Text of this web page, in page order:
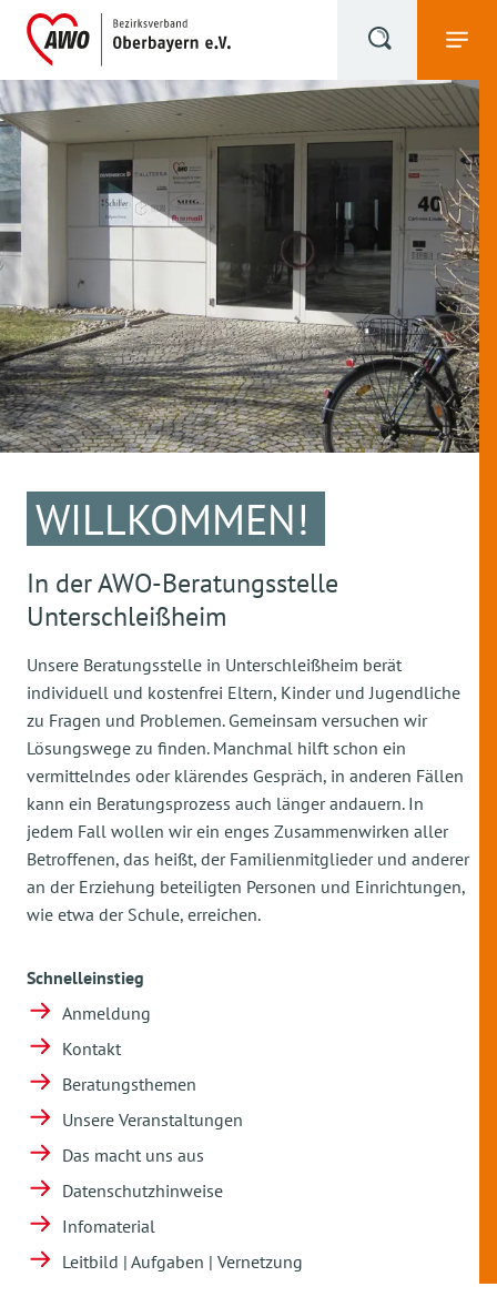
WILLKOMMEN!
In der AWO-Beratungsstelle
Unterschleißheim
Unsere Beratungsstelle in Unterschleißheim berät
individuell und kostenfrei Eltern, Kinder und Jugendliche
zu Fragen und Problemen. Gemeinsam versuchen wir
Lösungswege zu finden. Manchmal hilft schon ein
vermittelndes oder klärendes Gespräch, in anderen Fällen
kann ein Beratungsprozess auch länger andauern. In
jedem Fall wollen wir ein enges Zusammenwirken aller
Betroffenen, das heißt, der Familienmitglieder und anderer
an der Erziehung beteiligten Personen und Einrichtungen,
wie etwa der Schule, erreichen.
Schnelleinstieg
Anmeldung
Kontakt
Beratungsthemen
Unsere Veranstaltungen
Das macht uns aus
Datenschutzhinweise
Infomaterial
Leitbild | Aufgaben | Vernetzung